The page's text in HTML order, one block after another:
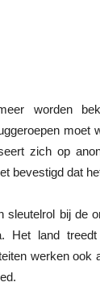
worden
moet
zich op
bevestigd dat
sleutelrol bij de
Het land
werken ook